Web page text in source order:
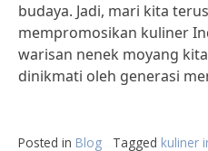
budaya. Jadi, mari kita
mempromosikan kuliner
warisan nenek moyang
dinikmati oleh generasi
Posted in Blog Tagged kuliner